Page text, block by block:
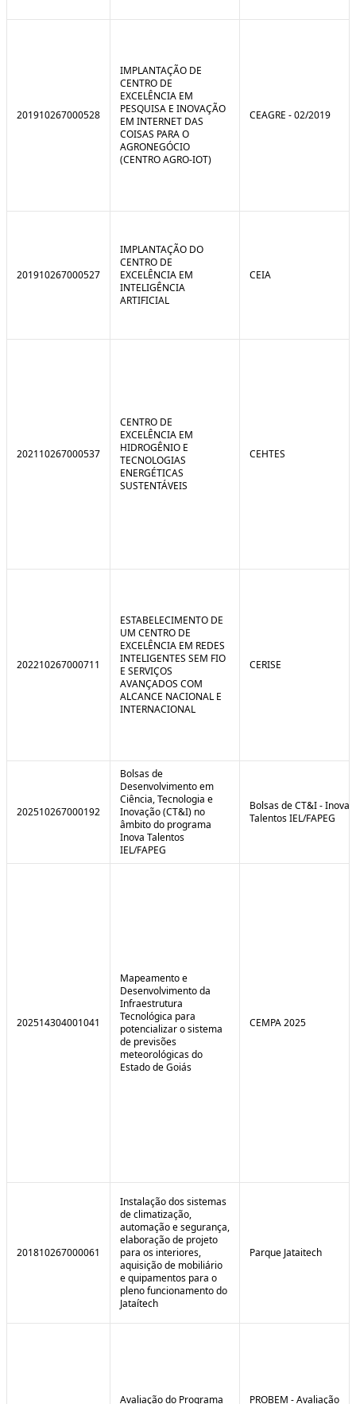
201910267000528
IMPLANTAÇÃO DE
CENTRO DE
EXCELÊNCIA EM
PESQUISA E INOVAÇÃO
EM INTERNET DAS
COISAS PARA O
AGRONEGÓCIO
(CENTRO AGRO-IOT)
CEAGRE - 02/2019
201910267000527
IMPLANTAÇÃO DO
CENTRO DE
EXCELÊNCIA EM
INTELIGÊNCIA
ARTIFICIAL
CEIA
202110267000537
CENTRO DE
EXCELÊNCIA EM
HIDROGÊNIO E
TECNOLOGIAS
ENERGÉTICAS
SUSTENTÁVEIS
CEHTES
202210267000711
ESTABELECIMENTO DE
UM CENTRO DE
EXCELÊNCIA EM REDES
INTELIGENTES SEM FIO
E SERVIÇOS
AVANÇADOS COM
ALCANCE NACIONAL E
INTERNACIONAL
CERISE
202510267000192
Bolsas de
Desenvolvimento em
Ciência, Tecnologia e
Inovação (CT&I) no
âmbito do programa
Inova Talentos
IEL/FAPEG
Bolsas de CT&I - Inova
Talentos IEL/FAPEG
202514304001041
Mapeamento e
Desenvolvimento da
Infraestrutura
Tecnológica para
potencializar o sistema
de previsões
meteorológicas do
Estado de Goiás
CEMPA 2025
201810267000061
Instalação dos sistemas
de climatização,
automação e segurança,
elaboração de projeto
para os interiores,
aquisição de mobiliário
e quipamentos para o
pleno funcionamento do
Jataítech
Parque Jataitech
Avaliação do Programa
PROBEM - Avaliação